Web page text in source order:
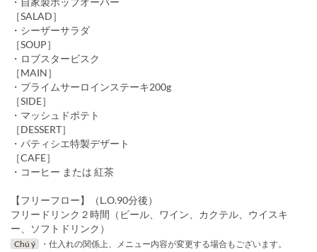
［SALAD］
・シーザーサラダ
［SOUP］
・ロブスタービスク
［MAIN］
・プライムサーロインステーキ200g
［SIDE］
・マッシュドポテト
［DESSERT］
・パティシエ特製デザート
［CAFE］
・コーヒー または 紅茶
【フリーフロー】（L.O.90分後）
フリードリンク２時間（ビール、ワイン、カクテル、ウイスキ
ー、ソフトドリンク）
Chú ý
・仕入れの関係上、メニュー内容が変更する場合もございます。